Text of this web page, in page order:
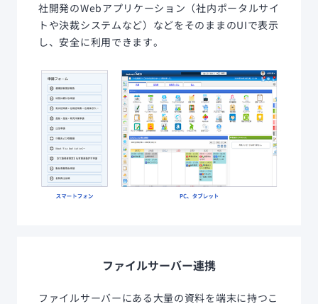
社開発のWebアプリケーション（社内ポータルサイ
トや決裁システムなど）などをそのままのUIで表示
し、安全に利用できます。
ファイルサーバー連携
ファイルサーバーにある大量の資料を端末に持つこ